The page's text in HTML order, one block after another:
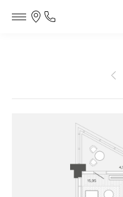
Контакты
Телефон